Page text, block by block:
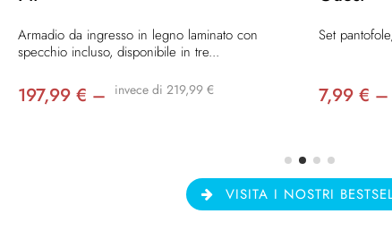
Armadio da ingresso in legno laminato con
specchio incluso, disponibile in tre...
197,99 € – invece di 219,99 €
Set
7,99 € –
VISITA I NOSTRI